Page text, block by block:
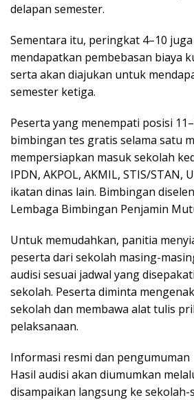
delapan semester.
Sementara itu, peringkat 4–10
mendapatkan pembebasan biaya
serta akan diajukan untuk
semester ketiga.
Peserta yang menempati posisi
bimbingan tes gratis selama satu
mempersiapkan masuk sekolah
IPDN, AKPOL, AKMIL, STIS/STAN,
ikatan dinas lain. Bimbingan
Lembaga Bimbingan Penjamin
Untuk memudahkan, panitia
peserta dari sekolah masing-
audisi sesuai jadwal yang
sekolah. Peserta diminta
sekolah dan membawa alat tulis
pelaksanaan.
Informasi resmi dan pengumuman
Hasil audisi akan diumumkan
disampaikan langsung ke sekolah-